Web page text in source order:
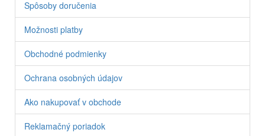
Spôsoby doručenia
Možnosti platby
Obchodné podmienky
Ochrana osobných údajov
Ako nakupovať v obchode
Reklamačný poriadok